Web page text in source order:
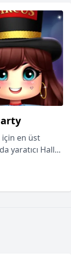
en üst
yaratıcı Hall...